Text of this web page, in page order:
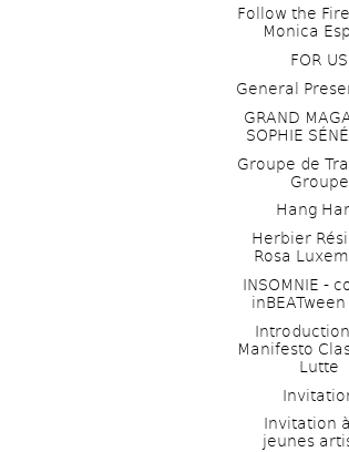
Follow the
Monica
FOR US
General
GRAND
SOPHIE
Groupe de
Groupe
Hang
Herbier
Rosa
INSOMNIE -
Manifesto
Lutte
Invitation
jeunes